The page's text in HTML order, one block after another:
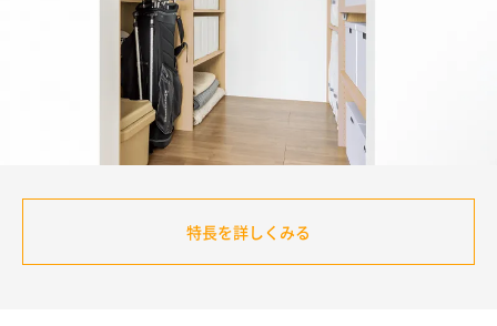
特長を詳しくみる